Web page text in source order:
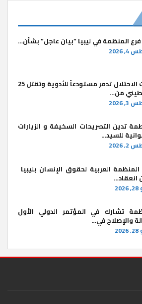
فرع المنظمة في ليبيا “بيان عاجل” بشأن…
2026
قوات الاحتلال تدمر مستودعاً للأدوية وتقتل 25
من…
2026
تدين التصريحات السخيفة و الزيارات
للسيد…
2026
المنظمة العربية لحقوق الإنسان بليبيا
انعقاد…
تشارك في المؤتمر الدولي الأول
والإصلاح في…